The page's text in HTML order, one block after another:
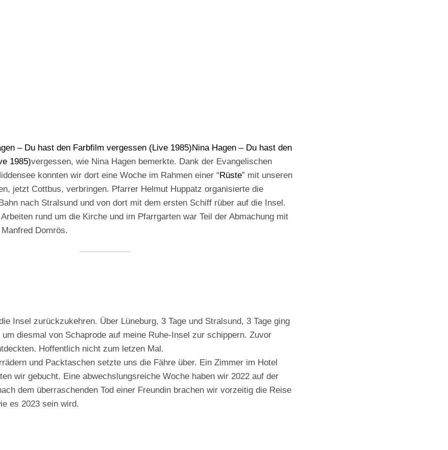
– Du hast den Farbfilm vergessen (Live 1985)Nina Hagen – Du hast den
1985)vergessen, wie Nina Hagen bemerkte. Dank der Evangelischen
konnten wir dort eine Woche im Rahmen einer “Rüste” mit unseren
jetzt Cottbus, verbringen. Pfarrer Helmut Huppatz organisierte die
nach Stralsund und von dort mit dem ersten Schiff rüber auf die Insel.
rund um die Kirche und im Pfarrgarten war Teil der Abmachung mit
Domrös.
Insel zurückzukehren. Über Lüneburg, 3 Tage und Stralsund, 3 Tage ging
diesmal von Schaprode auf meine Ruhe-Insel zur schippern. Zuvor
Hoffentlich nicht zum letzen Mal.
und Packtaschen setzte uns die Fähre über. Ein Zimmer im Hotel
wir gebucht. Eine abwechslungsreiche Woche haben wir 2022 auf der
dem überraschenden Tod einer Freundin brachen wir vorzeitig die Reise
es 2023 sein wird.